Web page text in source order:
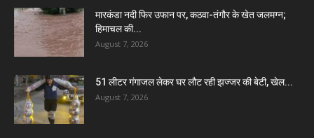
मारकंडा नदी फिर उफान पर, कठवा-तंगौर के खेत जलमग्न;
हिमाचल की...
August 7, 2026
51 लीटर गंगाजल लेकर घर लौट रही झज्जर की बेटी, खेल...
August 7, 2026